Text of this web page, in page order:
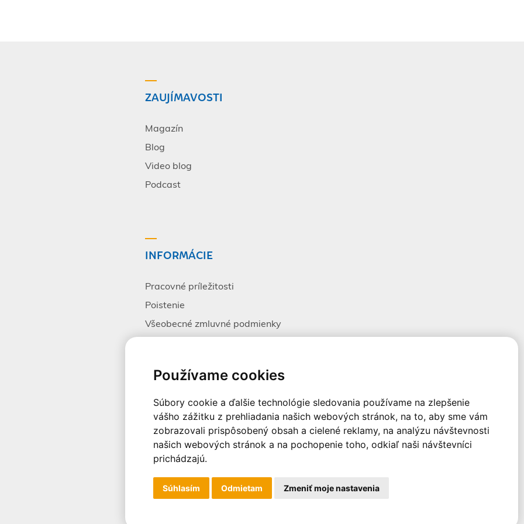
Používame cookies
Súbory cookie a ďalšie technológie sledovania používame na zlepšenie
vášho zážitku z prehliadania našich webových stránok, na to, aby sme vám
zobrazovali prispôsobený obsah a cielené reklamy, na analýzu návštevnosti
našich webových stránok a na pochopenie toho, odkiaľ naši návštevníci
prichádzajú.
Súhlasím Odmietam Zmeniť moje nastavenia
ZAUJÍMAVOSTI
Magazín
Blog
Video blog
Podcast
INFORMÁCIE
Pracovné príležitosti
Poistenie
Všeobecné zmluvné podmienky
© 2003-2026 - CK Victory Travel, s.r.o. Všetky práva vyhradené.